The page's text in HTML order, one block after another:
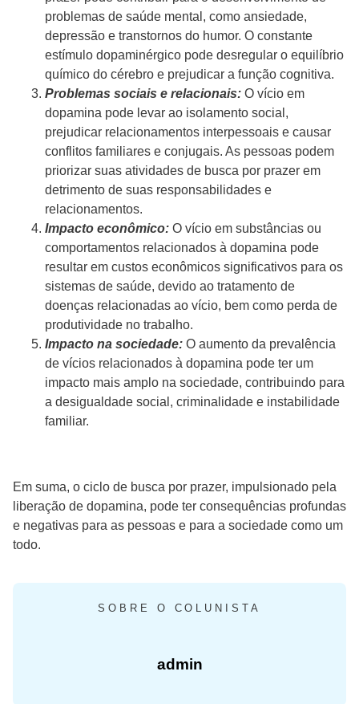
problemas de saúde mental, como ansiedade,
depressão e transtornos do humor. O constante
estímulo dopaminérgico pode desregular o equilíbrio
químico do cérebro e prejudicar a função cognitiva.
Problemas sociais e relacionais: O vício em
dopamina pode levar ao isolamento social,
prejudicar relacionamentos interpessoais e causar
conflitos familiares e conjugais. As pessoas podem
priorizar suas atividades de busca por prazer em
detrimento de suas responsabilidades e
relacionamentos.
Impacto econômico: O vício em substâncias ou
comportamentos relacionados à dopamina pode
resultar em custos econômicos significativos para os
sistemas de saúde, devido ao tratamento de
doenças relacionadas ao vício, bem como perda de
produtividade no trabalho.
Impacto na sociedade: O aumento da prevalência
de vícios relacionados à dopamina pode ter um
impacto mais amplo na sociedade, contribuindo para
a desigualdade social, criminalidade e instabilidade
familiar.
Em suma, o ciclo de busca por prazer, impulsionado pela
liberação de dopamina, pode ter consequências profundas
e negativas para as pessoas e para a sociedade como um
todo.
SOBRE O COLUNISTA
admin